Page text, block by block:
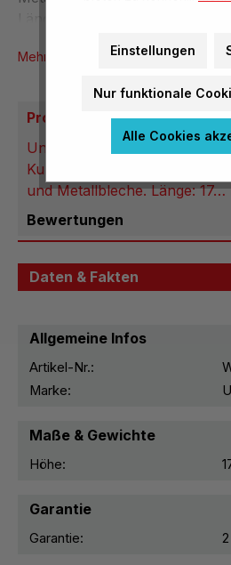
Mehr Produktinformationen
Produktbeschreibung
Universalschere rostfrei,
Kunststoffgriffe, schneidet
und Metallbleche. Länge: 17…
Bewertungen
Daten & Fakten
Allgemeine Infos
Artikel-Nr.:
Marke:
Maße & Gewichte
Höhe:
Garantie
Garantie:
Einstellungen
Nur funktionale
Alle Cookies